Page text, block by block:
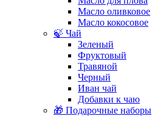
Масло оливковое
Масло кокосовое
🍃 Чай
Зеленый
Фруктовый
Травяной
Черный
Иван чай
Добавки к чаю
🎁 Подарочные наборы